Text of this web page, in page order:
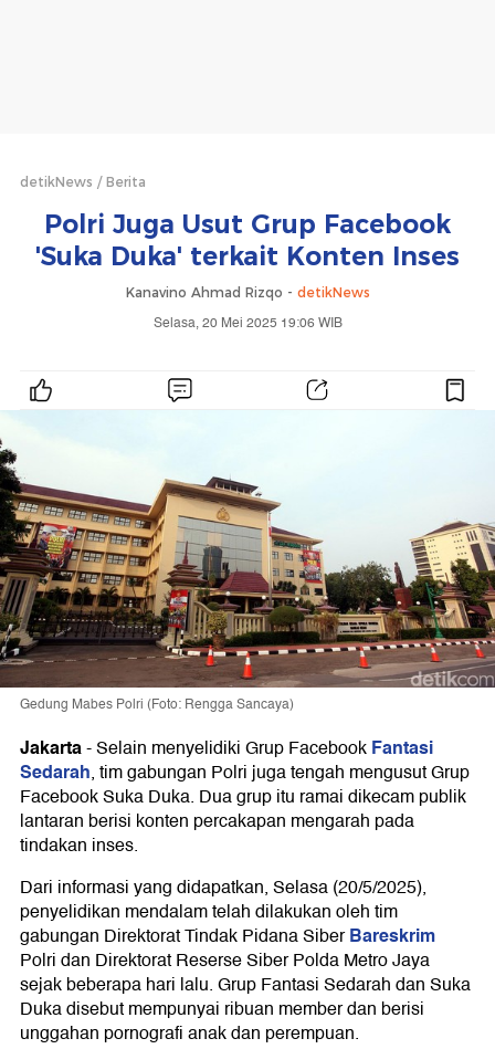
detikNews Berita
Polri Juga Usut Grup Facebook
'Suka Duka' terkait Konten Inses
Kanavino Ahmad Rizqo - detikNews
Selasa, 20 Mei 2025 19:06 WIB
Gedung Mabes Polri (Foto: Rengga Sancaya)
Jakarta-Selain menyelidiki Grup FacebookFantasi
Sedarah, tim gabungan Polri juga tengah mengusut Grup
Facebook Suka Duka. Dua grup itu ramai dikecam publik
lantaran berisi konten percakapan mengarah pada
tindakan inses.
Dari informasi yang didapatkan, Selasa (20/5/2025),
penyelidikan mendalam telah dilakukan oleh tim
gabungan Direktorat Tindak Pidana SiberBareskrim
Polri dan Direktorat Reserse Siber Polda Metro Jaya
sejak beberapa hari lalu. Grup Fantasi Sedarah dan Suka
Duka disebut mempunyai ribuan member dan berisi
unggahan pornografi anak dan perempuan.